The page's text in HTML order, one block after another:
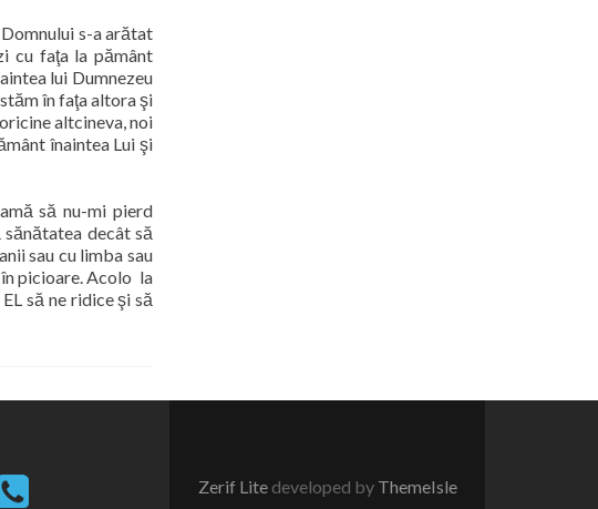
s-a arătat
cu faţa la pământ
lui Dumnezeu
în faţa altora şi
altcineva, noi
înaintea Lui şi
să nu-mi pierd
decât să
sau cu limba sau
picioare. Acolo la
să ne ridice şi să
Zerif Lite developed by ThemeIsle